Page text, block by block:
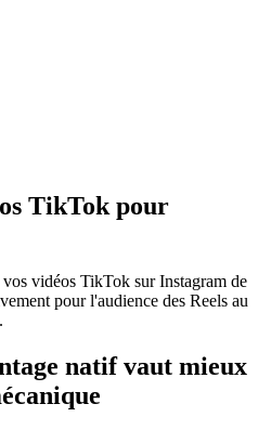
TikTok pour
vidéos TikTok sur Instagram de
pour l'audience des Reels au
natif vaut mieux